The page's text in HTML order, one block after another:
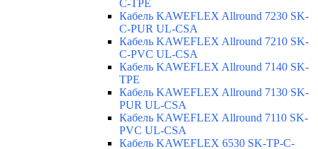
C-TPE
Кабель KAWEFLEX Allround 7230 SK-
C-PUR UL-CSA
Кабель KAWEFLEX Allround 7210 SK-
C-PVC UL-CSA
Кабель KAWEFLEX Allround 7140 SK-
TPE
Кабель KAWEFLEX Allround 7130 SK-
PUR UL-CSA
Кабель KAWEFLEX Allround 7110 SK-
PVC UL-CSA
Кабель KAWEFLEX 6530 SK-TP-C-